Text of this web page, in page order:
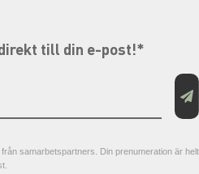
till din e-post!*
samarbetspartners. Din prenumeration är helt